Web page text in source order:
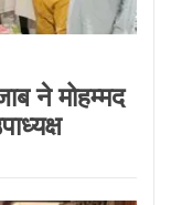
ने मोहम्मद